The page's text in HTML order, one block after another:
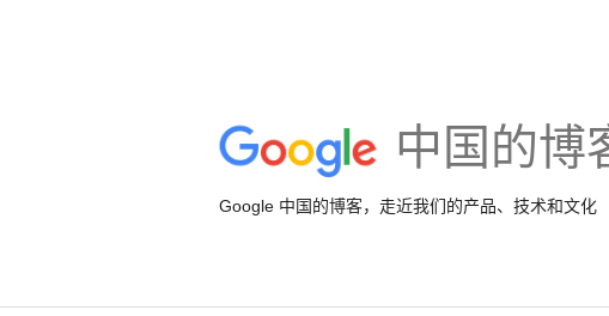
中国的博
Google 中国的博客，走近我们的产品、技术和文化